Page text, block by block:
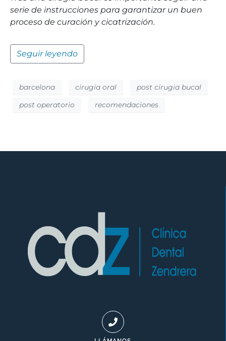
serie de instrucciones para garantizar un buen
proceso de curación y cicatrización.
Seguir leyendo
barcelona cirugia oral
post cirugia bucal
post operatorio
recomendaciones